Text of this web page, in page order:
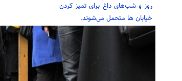
روز و شب‌های داغ برای تمیز کردن
خیابان ها متحمل می‌شوند.